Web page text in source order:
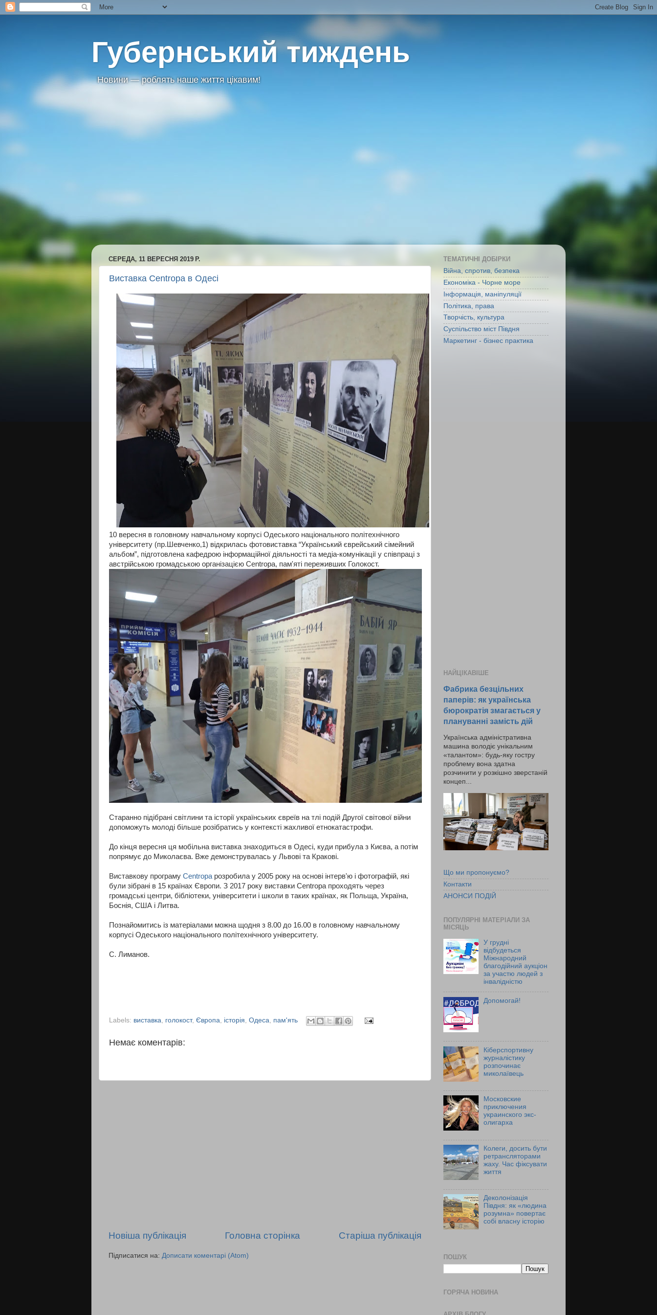
Губернський тиждень
Новини — роблять наше життя цікавим!
СЕРЕДА, 11 ВЕРЕСНЯ 2019 Р.
Виставка Centropa в Одесі
10 вересня в головному навчальному корпусі Одеського національного політехнічного
університету (пр.Шевченко,1) відкрилась фотовиставка “Український єврейський сімейний
альбом”, підготовлена кафедрою інформаційної діяльності та медіа-комунікації у співпраці з
австрійською громадською організацією Centropa, пам'яті переживших Голокост.
Старанно підібрані світлини та історії українських євреїв на тлі подій Другої світової війни
допоможуть молоді більше розібратись у контексті жахливої етнокатастрофи.
До кінця вересня ця мобільна виставка знаходиться в Одесі, куди прибула з Києва, а потім
попрямує до Миколаєва. Вже демонструвалась у Львові та Кракові.
Виставкову програму Centropa розробила у 2005 року на основі інтерв'ю і фотографій, які
були зібрані в 15 країнах Європи. З 2017 року виставки Centropa проходять через
громадські центри, бібліотеки, університети і школи в таких країнах, як Польща, Україна,
Боснія, США і Литва.
Познайомитись із матеріалами можна щодня з 8.00 до 16.00 в головному навчальному
корпусі Одеського національного політехнічного університету.
С. Лиманов.
Labels: виставка голокост, Європа історія Одеса пам'ять
Немає коментарів:
Новіша публікація Старіша публікація
Головна сторінка
Підписатися на: Дописати коментарі (Atom)
ТЕМАТИЧНІ ДОБІРКИ
Війна, спротив, безпека
Економіка - Чорне море
Інформація, маніпуляції
Політика, права
Творчість, культура
Суспільство міст Півдня
Маркетинг - бізнес практика
НАЙЦІКАВІШЕ
Фабрика безцільних
паперів: як українська
бюрократія змагається у
плануванні замість дій
Українська адміністративна
машина володіє унікальним
«талантом»: будь-яку гостру
проблему вона здатна
розчинити у розкішно зверстаній
концеп...
Що ми пропонуємо?
Контакти
АНОНСИ ПОДІЙ
ПОПУЛЯРНІ МАТЕРІАЛИ ЗА
МІСЯЦЬ
У грудні
відбудеться
Міжнародний
благодійний аукціон
за участю людей з
інвалідністю
Допомогай!
Кіберспортивну
журналістику
розпочинає
миколаївець
Московские
приключения
украинского экс-
олигарха
Колеги, досить бути
ретрансляторами
жаху. Час фіксувати
життя
Деколонізація
Півдня: як «людина
розумна» повертає
собі власну історію
ПОШУК
ГОРЯЧА НОВИНА